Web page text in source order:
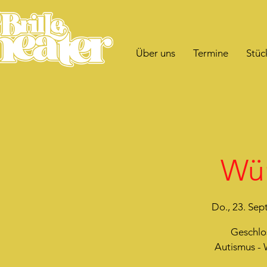
Über uns Termine
Do., 23.
Autismus -